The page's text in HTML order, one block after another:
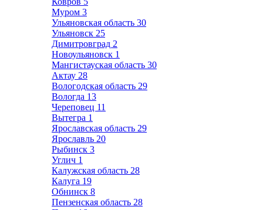
Муром 3
Ульяновская область 30
Ульяновск 25
Димитровград 2
Новоульяновск 1
Мангистауская область 30
Актау 28
Вологодская область 29
Вологда 13
Череповец 11
Вытегра 1
Ярославская область 29
Ярославль 20
Рыбинск 3
Углич 1
Калужская область 28
Калуга 19
Обнинск 8
Пензенская область 28